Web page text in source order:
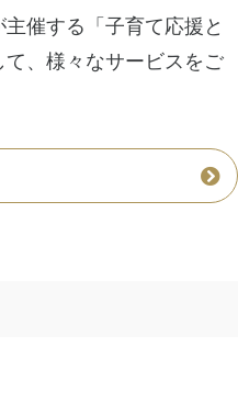
催する「子育て応援と
、様々なサービスをご